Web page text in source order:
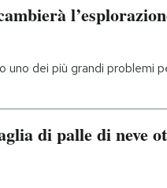
uno dei più grandi problemi
di palle di neve